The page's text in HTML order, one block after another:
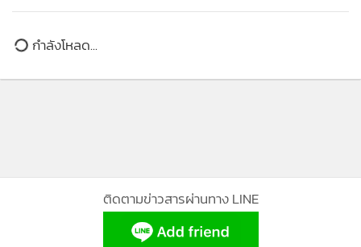
ข่าวในหมวดล่าสุด
ด่านฯเชียงแสนยึดเรียบของสดจีน ทั้ง “หมู เป็ด ห่าน ไก่
ปลา ผัก”ล่องเรือน้ำโขงจ่อส่งเข้าไทยไม่ขออนุญาต